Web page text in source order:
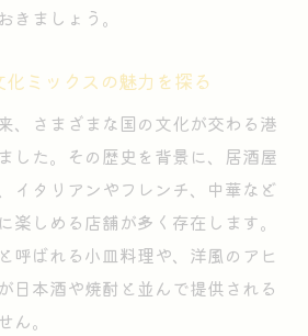
が映し出す横浜の街並み変遷
織り成す横浜の居酒屋事情
て感じる横浜の時代の変化
屋で味わう横浜の奥深さ
きましょう。
ミックスの魅力を探る
、さまざまな国の文化が交わる港
した。その歴史を背景に、居酒屋
イタリアンやフレンチ、中華など
楽しめる店舗が多く存在します。
呼ばれる小皿料理や、洋風のアヒ
日本酒や焼酎と並んで提供される
。